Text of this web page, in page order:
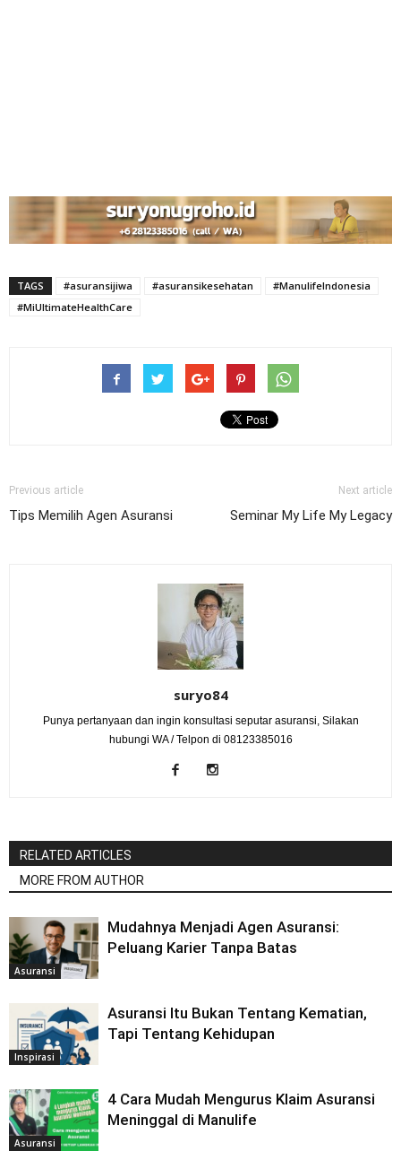
TAGS #asuransijiwa #asuransikesehatan
#ManulifeIndonesia
#MiUltimateHealthCare
Previous article
Tips Memilih Agen Asuransi
Next article
Seminar My Life My Legacy
suryo84
Punya pertanyaan dan ingin konsultasi seputar asuransi, Silakan
hubungi WA / Telpon di 08123385016
RELATED ARTICLES
MORE FROM AUTHOR
Asuransi
Mudahnya Menjadi Agen Asuransi:
Peluang Karier Tanpa Batas
Inspirasi
Asuransi Itu Bukan Tentang Kematian,
Tapi Tentang Kehidupan
Asuransi
4 Cara Mudah Mengurus Klaim Asuransi
Meninggal di Manulife